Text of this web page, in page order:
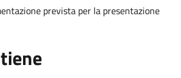
prevista per la presentazione